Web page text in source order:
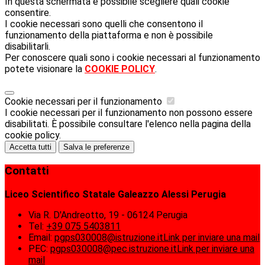
consentire.
I cookie necessari sono quelli che consentono il
funzionamento della piattaforma e non è possibile
disabilitarli.
Per conoscere quali sono i cookie necessari al funzionamento
potete visionare la COOKIE POLICY.
Cookie necessari per il funzionamento
I cookie necessari per il funzionamento non possono essere
disabilitati. È possibile consultare l'elenco nella pagina della
cookie policy.
Accetta tutti Salva le preferenze
Contatti
Liceo Scientifico Statale Galeazzo Alessi Perugia
Via R. D'Andreotto, 19 - 06124 Perugia
Tel: +39 075 5403811
Email: pgps030008@istruzione.itLink per inviare una mail
PEC: pgps030008@pec.istruzione.itLink per inviare una
mail